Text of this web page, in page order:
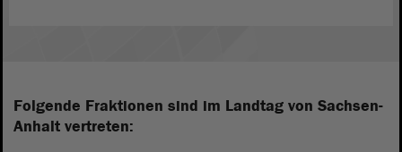
Folgende Fraktionen sind im Landtag von Sachsen-
Anhalt vertreten: